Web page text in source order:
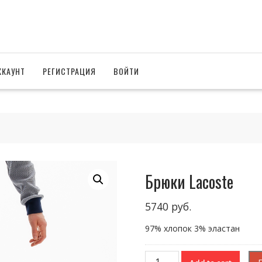
РЕГИСТРАЦИЯ ВОЙТИ
Брюки Lacoste
5740 руб.
97% хлопок 3% эластан
Брюки